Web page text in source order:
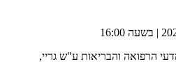
למדעי הרפואה והבריאות ע"ש גריי,